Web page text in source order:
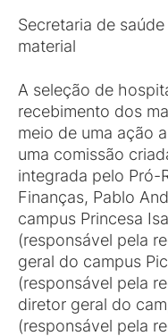
Secretaria de
material
A seleção de
recebimento dos
meio de uma ação
uma comissão
integrada pelo Pró-
Finanças, Pablo
campus Princesa
(responsável pela
geral do campus
(responsável pela
diretor geral do
(responsável pela